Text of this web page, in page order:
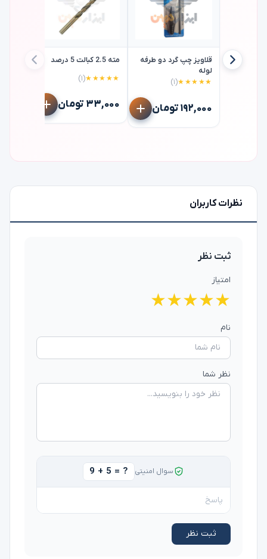
قلاویز چپ گرد دو طرفه
لوله
★★★★★(۱)
۱۹۲,۰۰۰ تومان
مته 2.5 کبالت 5 درصد
★★★★★(۱)
۳۳,۰۰۰ تومان
نظرات کاربران
ثبت نظر
امتیاز
★
★
★
★
★
نام
نظر شما
سوال امنیتی 9 + 5 = ?
ثبت نظر